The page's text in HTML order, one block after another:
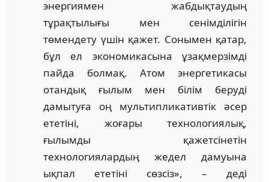
энергиямен жабдықтаудың
тұрақтылығы мен сенімділігін
төмендету үшін қажет. Сонымен қатар,
бұл ел экономикасына ұзақмерзімді
пайда болмақ. Атом энергетикасы
отандық ғылым мен білім беруді
дамытуға оң мультипликативтік әсер
ететіні, жоғары технологиялық,
ғылымды қажетсінетін
технологиялардың жедел дамуына
ықпал ететіні сөзсіз», – деді